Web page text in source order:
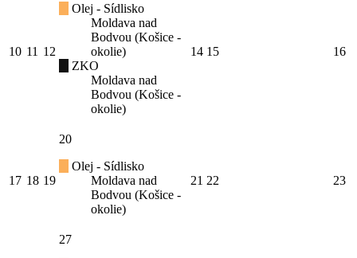
10 11 12
Olej - Sídlisko
Moldava nad
Bodvou (Košice -
okolie)
ZKO
Moldava nad
Bodvou (Košice -
okolie)
14 15 16
17 18 19
20
Olej - Sídlisko
Moldava nad
Bodvou (Košice -
okolie)
21 22 23
27